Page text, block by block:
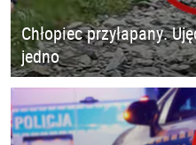
Chłopiec przyłapany.
jedno